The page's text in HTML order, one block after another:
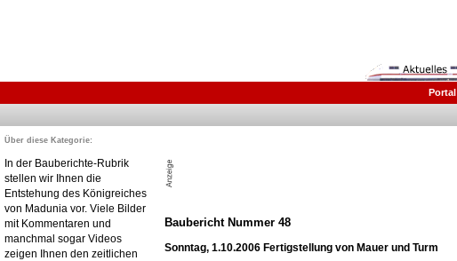
Portal
Über diese Kategorie:
In der Bauberichte-Rubrik
stellen wir Ihnen die
Entstehung des Königreiches
von Madunia vor. Viele Bilder
mit Kommentaren und
manchmal sogar Videos
zeigen Ihnen den zeitlichen
Baubericht Nummer 48
Sonntag, 1.10.2006 Fertigstellung von Mauer und Turm